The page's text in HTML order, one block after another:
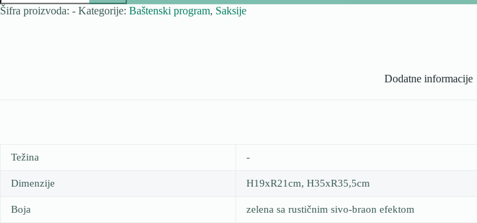
količina
Šifra proizvoda: - Kategorije: Baštenski program, Saksije
Dodatne informacije
Težina -
Dimenzije H19xR21cm, H35xR35,5cm
Boja zelena sa rustičnim sivo-braon efektom